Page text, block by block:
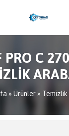
PRO C
» Ürünler » Temizlik